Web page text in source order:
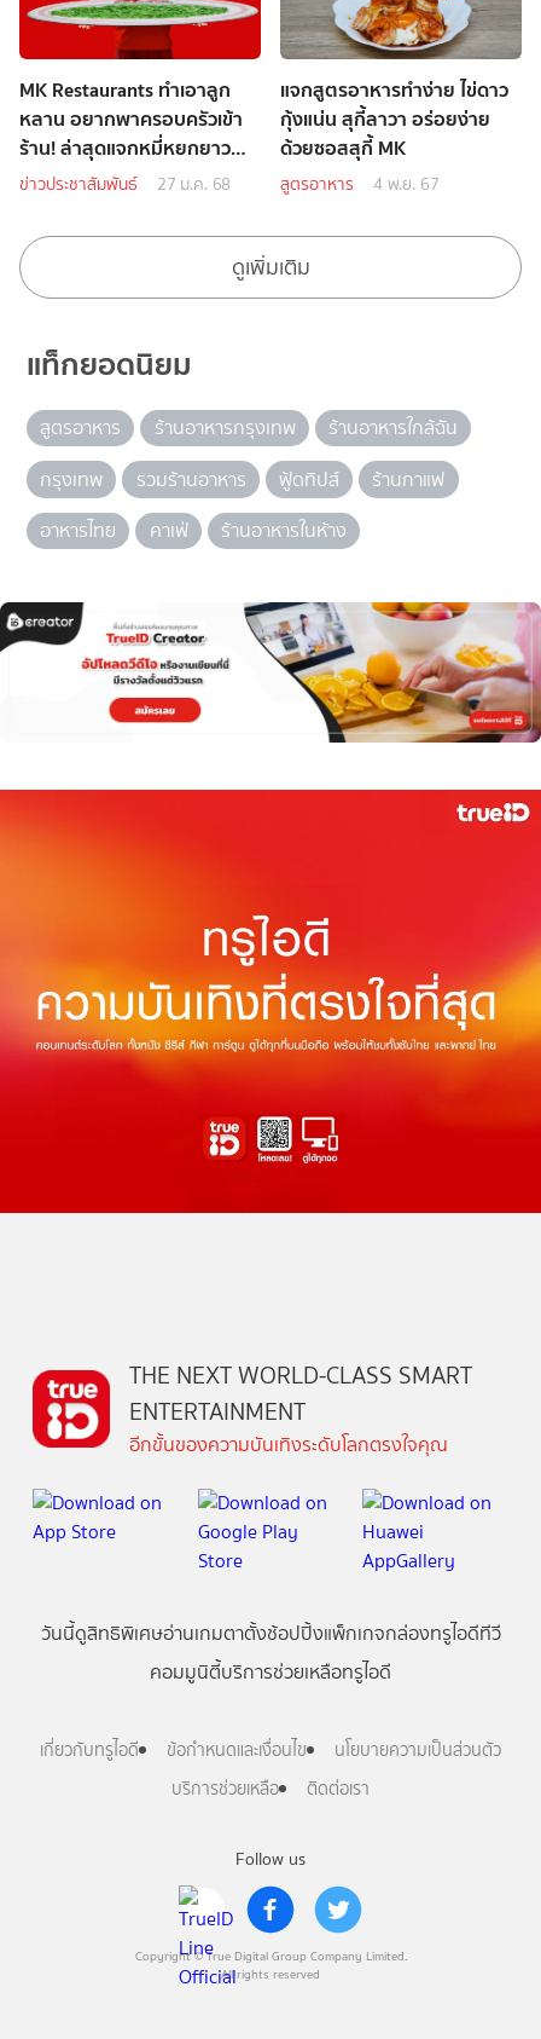
MK Restaurants ทำเอาลูก
หลาน อยากพาครอบครัวเข้า
ร้าน! ล่าสุดแจกหมี่หยกยาว
ขนาด 4 คนถือ!
ข่าวประชาสัมพันธ์ 27 ม.ค. 68
แจกสูตรอาหารทำง่าย ไข่ดาว
กุ้งแน่น สุกี้ลาวา อร่อยง่าย
ด้วยซอสสุกี้ MK
สูตรอาหาร 4 พ.ย. 67
ดูเพิ่มเติม
แท็กยอดนิยม
สูตรอาหาร ร้านอาหารกรุงเทพ
ร้านอาหารใกล้ฉัน
กรุงเทพ
รวมร้านอาหาร ฟู้ดทิปส์
ร้านกาแฟ
อาหารไทย
คาเฟ่ ร้านอาหารในห้าง
Follow us
Copyright © True Digital Group Company Limited.
All rights reserved
THE NEXT WORLD-CLASS SMART
ENTERTAINMENT
อีกขั้นของความบันเทิงระดับโลกตรงใจคุณ
วันนี้ดูสิทธิพิเศษอ่านเกมตาตั้งช้อปปิ้งแพ็กเกจกล่องทรูไอดีทีวี
คอมมูนิตี้บริการช่วยเหลือทรูไอดี
เกี่ยวกับทรูไอดี ข้อกำหนดและเงื่อนไข
นโยบายความเป็นส่วนตัว
บริการช่วยเหลือ
ติดต่อเรา